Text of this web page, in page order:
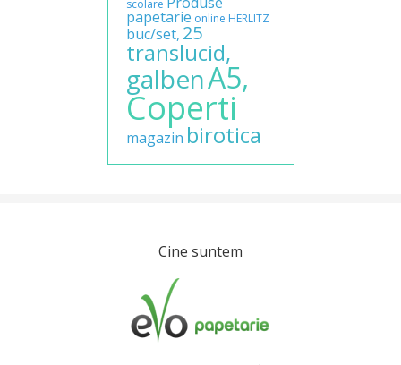
scolare
papetarie online HERLITZ
buc/set, 25
translucid,
galbenA5,
Coperti
magazin birotica
Cine suntem